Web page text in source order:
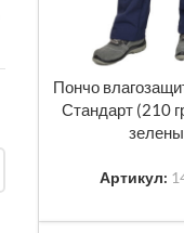
ЧИТАТЬ ДАЛЕЕ
Пончо
Стандарт (210
Артикул: